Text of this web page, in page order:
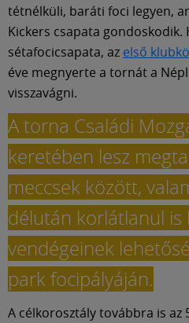
tétnélküli, baráti foci legyen,
Kickers csapata gondoskodik.
sétafocicsapata, az első
éve megnyerte a tornát a
visszavágni.
A torna Családi
keretében lesz
meccsek között,
délután korlátlanul is
vendégeinek
park focipályáján.
A célkorosztály továbbra is az